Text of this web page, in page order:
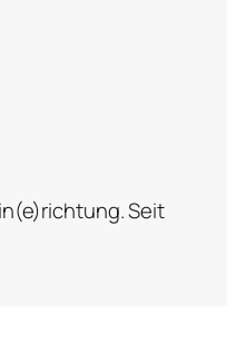
Seit